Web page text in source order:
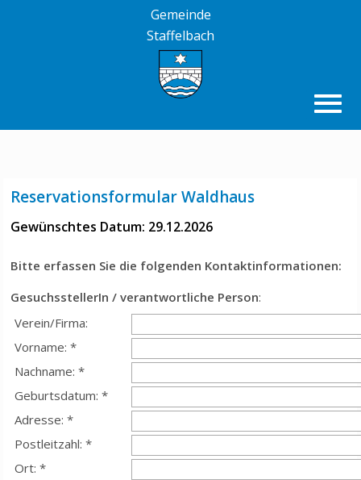
Gemeinde
Staffelbach
Reservationsformular Waldhaus
Gewünschtes Datum: 29.12.2026
Bitte erfassen Sie die folgenden Kontaktinformationen:
GesuchsstellerIn / verantwortliche Person:
Verein/Firma:
Vorname: *
Nachname: *
Geburtsdatum: *
Adresse: *
Postleitzahl: *
Ort: *